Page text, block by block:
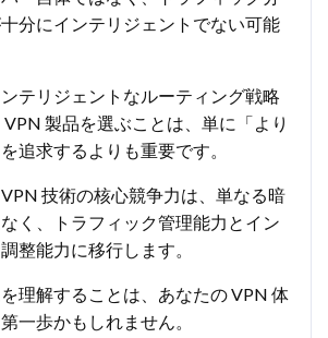
分にインテリジェントでない可能
テリジェントなルーティング戦略
製品を選ぶことは、単に「より
追求するよりも重要です。
技術の核心競争力は、単なる暗
く、トラフィック管理能力とイン
整能力に移行します。
理解することは、あなたの VPN 体
一歩かもしれません。